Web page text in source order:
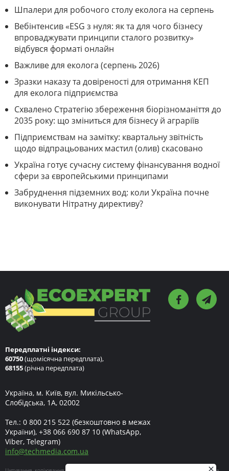
Шпалери для робочого столу еколога на серпень
Вебінтенсив «ESG з нуля: як та для чого бізнесу
впроваджувати принципи сталого розвитку»
відбувся форматі онлайн
Важливе для еколога (серпень 2026)
Зразки наказу та довіреності для отримання КЕП
для еколога підприємства
Схвалено Стратегію збереження біорізноманіття до
2035 року: що зміниться для бізнесу й аграріїв
Підприємствам на замітку: квартальну звітність
щодо відпрацьованих мастил (олив) скасовано
Україна готує сучасну систему фінансування водної
сфери за європейськими принципами
Забруднення підземних вод: коли Україна почне
виконувати Нітратну директиву?
Передплатні індекси:
60750(щомісячна передплата),
68155(річна передплата)
Україна, м. Київ, вул. Микільсько-
Слобідська, 1А, 02002
Тел.: 0 800 215 522 (безкоштовно в межах
України), +38 066 690 87 10 (WhatsApp,
Viber, Telegram)
info@techmedia.com.ua